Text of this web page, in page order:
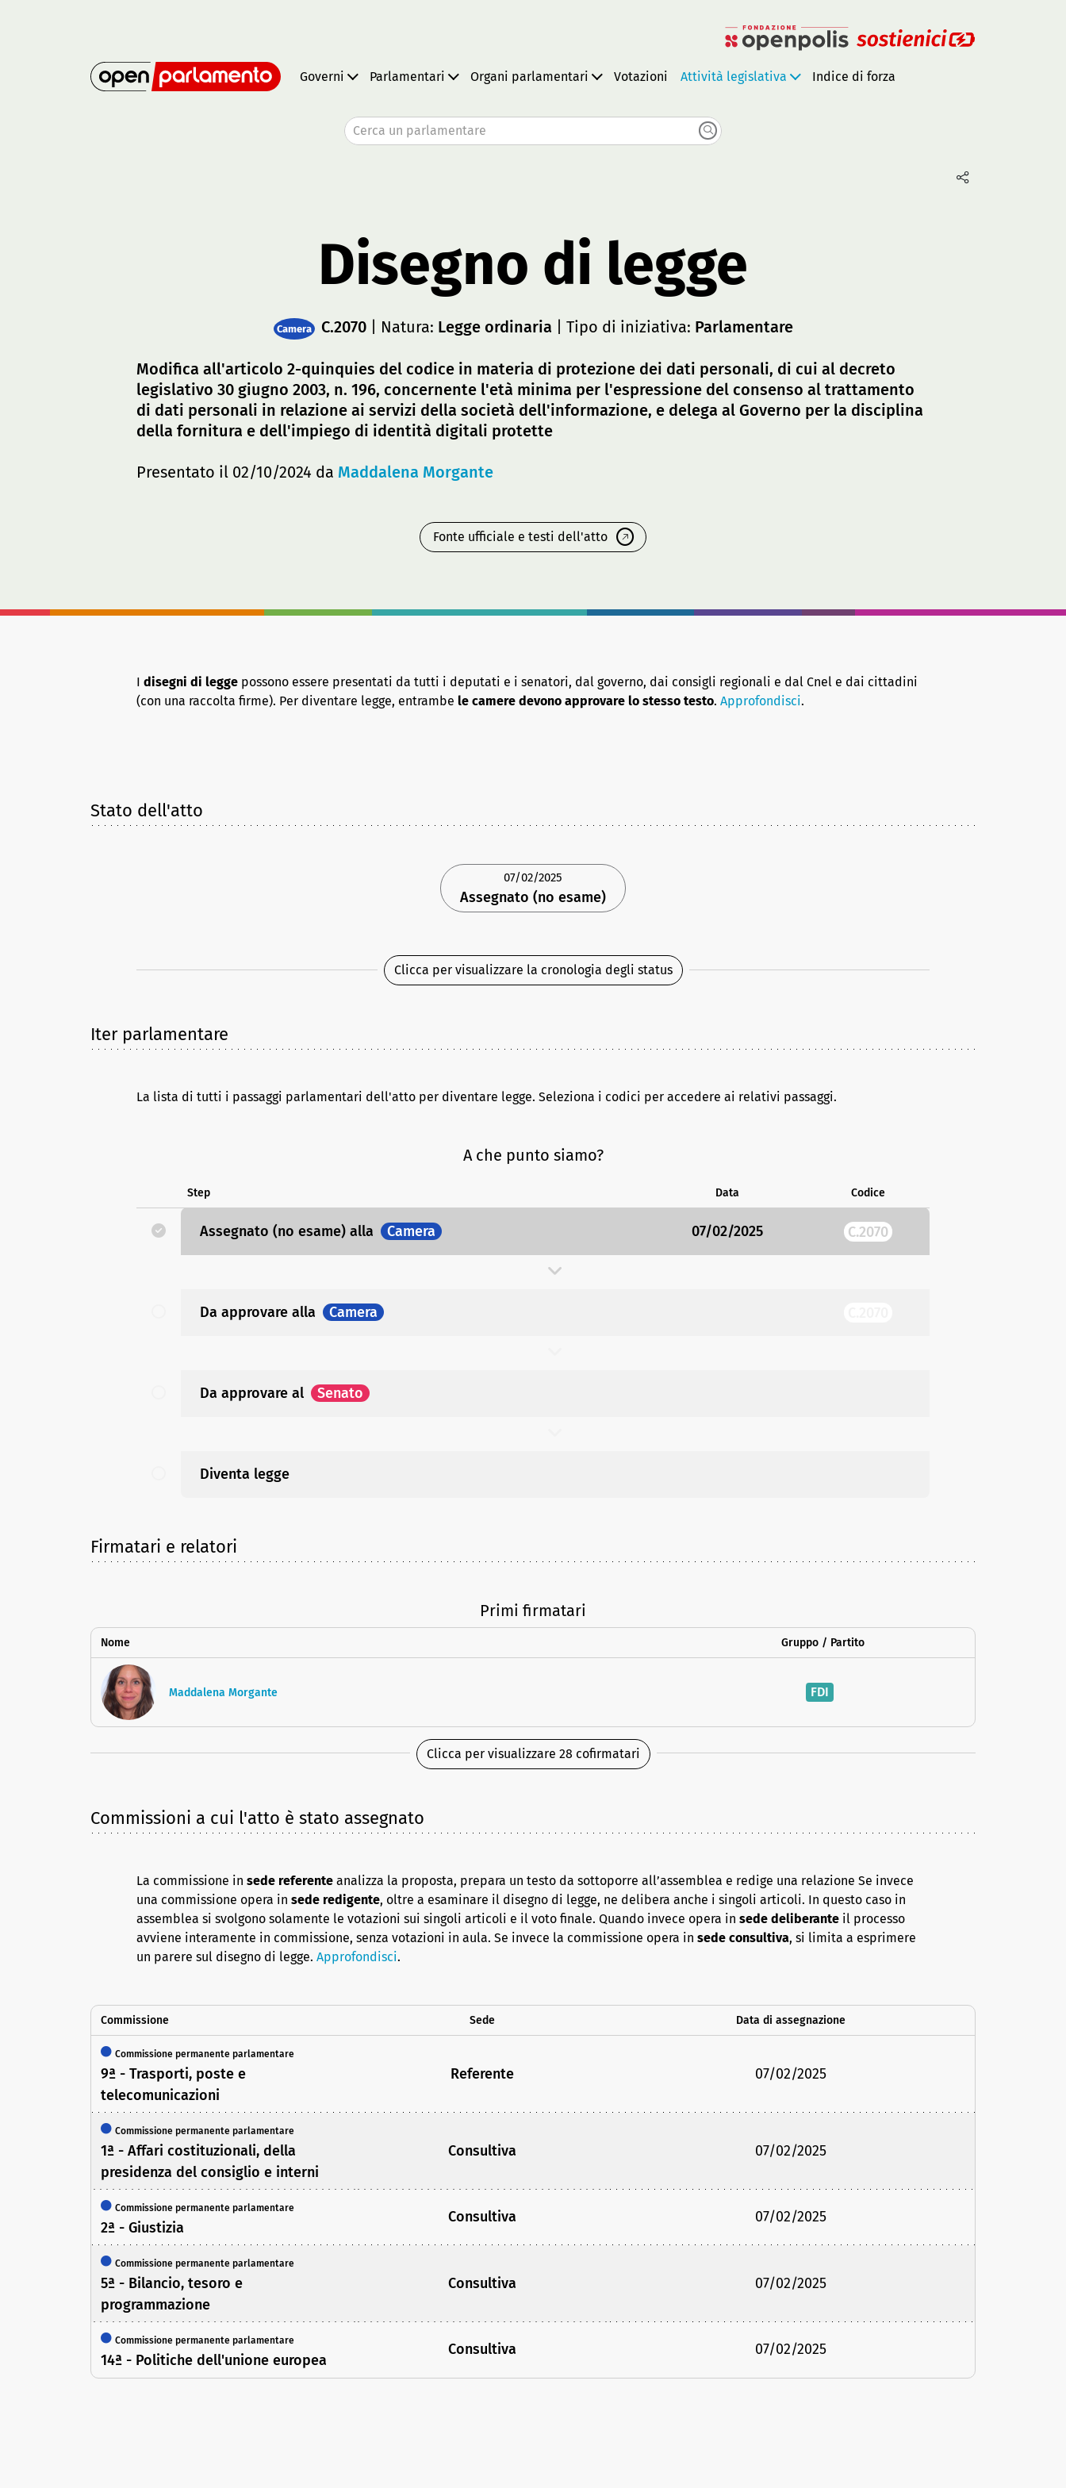
Governi Parlamentari Organi parlamentari Votazioni Attività legislativa Indice di forza
Cerca un parlamentare
Disegno di legge
Camera C.2070| Natura: Legge ordinaria | Tipo di iniziativa: Parlamentare
Modifica all'articolo 2-quinquies del codice in materia di protezione dei dati personali, di cui al decreto
legislativo 30 giugno 2003, n. 196, concernente l'età minima per l'espressione del consenso al trattamento
di dati personali in relazione ai servizi della società dell'informazione, e delega al Governo per la disciplina
della fornitura e dell'impiego di identità digitali protette
Presentato il 02/10/2024 da Maddalena Morgante
Fonte ufficiale e testi dell'atto
I disegni di legge possono essere presentati da tutti i deputati e i senatori, dal governo, dai consigli regionali e dal Cnel e dai cittadini
(con una raccolta firme). Per diventare legge, entrambe le camere devono approvare lo stesso testo. Approfondisci.
Stato dell'atto
07/02/2025
Assegnato (no esame)
Clicca per visualizzare la cronologia degli status
Iter parlamentare
La lista di tutti i passaggi parlamentari dell'atto per diventare legge. Seleziona i codici per accedere ai relativi passaggi.
A che punto siamo?
Step Data Codice
Assegnato (no esame) alla Camera 07/02/2025 C.2070
Da approvare alla Camera
Da approvare al Senato
Diventa legge
Firmatari e relatori
Primi firmatari
Nome Gruppo / Partito
Maddalena Morgante FDI
Clicca per visualizzare 28 cofirmatari
Commissioni a cui l'atto è stato assegnato
La commissione in sede referente analizza la proposta, prepara un testo da sottoporre all’assemblea e redige una relazione Se invece
una commissione opera in sede redigente, oltre a esaminare il disegno di legge, ne delibera anche i singoli articoli. In questo caso in
assemblea si svolgono solamente le votazioni sui singoli articoli e il voto finale. Quando invece opera in sede deliberante il processo
avviene interamente in commissione, senza votazioni in aula. Se invece la commissione opera in sede consultiva, si limita a esprimere
un parere sul disegno di legge. Approfondisci.
Commissione Sede Data di assegnazione
Commissione permanente parlamentare
9ª - Trasporti, poste e
telecomunicazioni
Referente 07/02/2025
Commissione permanente parlamentare
1ª - Affari costituzionali, della
presidenza del consiglio e interni
Consultiva 07/02/2025
Commissione permanente parlamentare
2ª - Giustizia
Consultiva 07/02/2025
Commissione permanente parlamentare
5ª - Bilancio, tesoro e
programmazione
Consultiva 07/02/2025
Commissione permanente parlamentare
14ª - Politiche dell'unione europea
Consultiva 07/02/2025